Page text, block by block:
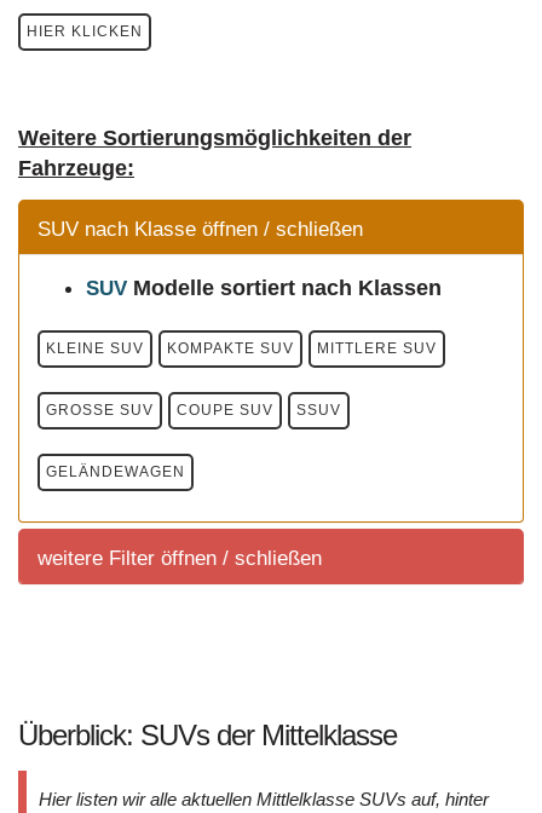
HIER KLICKEN
Weitere Sortierungsmöglichkeiten der
Fahrzeuge:
SUV nach Klasse öffnen / schließen
SUV Modelle sortiert nach Klassen
KLEINE SUV KOMPAKTE SUV MITTLERE SUV
GROSSE SUV COUPE SUV SSUV
GELÄNDEWAGEN
weitere Filter öffnen / schließen
Sortierung aller aktuell im deutschem Handel
Überblick: SUVs der Mittelklasse
Hier listen wir alle aktuellen Mittlelklasse SUVs auf, hinter